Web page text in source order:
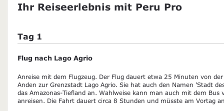
Ihr Reiseerlebnis mit Peru Pro
Tag 1
Flug nach Lago Agrio
Anreise mit dem Flugzeug. Der Flug dauert etwa 25 Minuten von
Anden zur Grenzstadt Lago Agrio. Sie hat auch den Namen 'Stadt
das Amazonas-Tiefland an. Wahlweise kann man auch mit dem Bus
anreisen. Die Fahrt dauert circa 8 Stunden und müsste am Vortag